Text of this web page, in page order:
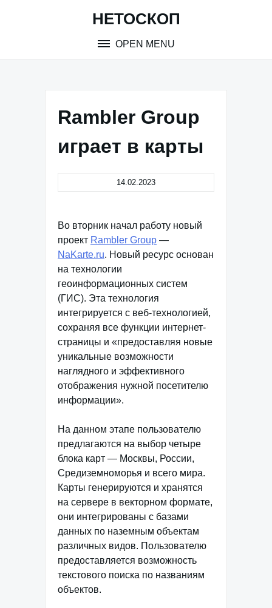
НЕТОСКОП
OPEN MENU
Rambler Group
играет в карты
14.02.2023
Во вторник начал работу новый
проект Rambler Group —
NaKarte.ru. Новый ресурс основан
на технологии
геоинформационных систем
(ГИС). Эта технология
интегрируется с веб-технологией,
сохраняя все функции интернет-
страницы и «предоставляя новые
уникальные возможности
наглядного и эффективного
отображения нужной посетителю
информации».
На данном этапе пользователю
предлагаются на выбор четыре
блока карт — Москвы, России,
Средиземноморья и всего мира.
Карты генерируются и хранятся
на сервере в векторном формате,
они интегрированы с базами
данных по наземным объектам
различных видов. Пользователю
предоставляется возможность
текстового поиска по названиям
объектов.